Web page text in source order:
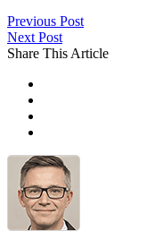
Previous Post
Next Post
Share This Article